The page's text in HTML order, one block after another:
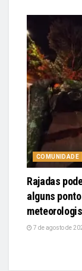
COMUNIDADE
Rajadas
alguns
7 de agosto de